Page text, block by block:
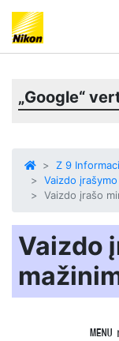
„Google“
Z 9
Vaizdo
Vaizdo įrašo
Vaizdo
G